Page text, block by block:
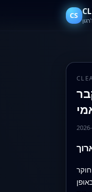
CS